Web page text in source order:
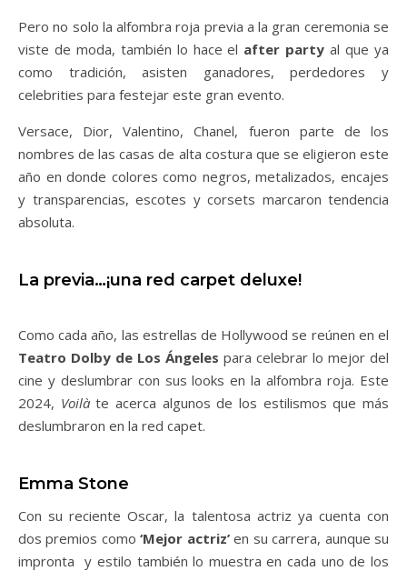
Pero no solo la alfombra roja previa a la gran ceremonia se
viste de moda, también lo hace el after partyal que ya
como tradición, asisten ganadores, perdedores y
celebrities para festejar este gran evento.
Versace, Dior, Valentino, Chanel, fueron parte de los
nombres de las casas de alta costura que se eligieron este
año en donde colores como negros, metalizados, encajes
y transparencias, escotes y corsets marcaron tendencia
absoluta.
La previa…¡una red carpet deluxe!
Como cada año, las estrellas de Hollywood se reúnen en el
Teatro Dolby de Los Ángeles para celebrar lo mejor del
cine y deslumbrar con sus looks en la alfombra roja. Este
2024, Voilàte acerca algunos de los estilismos que más
deslumbraron en la red capet.
Emma Stone
Con su reciente Oscar, la talentosa actriz ya cuenta con
dos premios como‘Mejor actriz’en su carrera, aunque su
impronta y estilo también lo muestra en cada uno de los